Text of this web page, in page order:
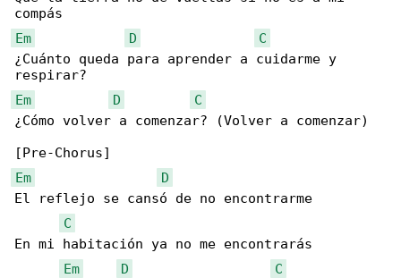
Em
D
C
¿Cuánto queda para aprender a cuidarme y
Em
D
C
¿Cómo volver a comenzar? (Volver a comenzar)
Em
D
El reflejo se cansó de no encontrarme
C
En mi habitación ya no me encontrarás
Em
D
C